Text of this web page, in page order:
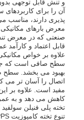
کارخانه تور
کنترل کیفیت
تماس با ما
اخبار
و تنش قابل توجهی
آن را برای کاربردهای
پذیری دارند، مناسب
معرض بارهای مکانیکی
قابل اعتماد و کارآمد
سطح صافی است که
بهبود می بخشد.
اتصال را آسان تر می
مفید است. علاوه بر
کاهش می دهد و به عمر
تخته پلی فنیلن